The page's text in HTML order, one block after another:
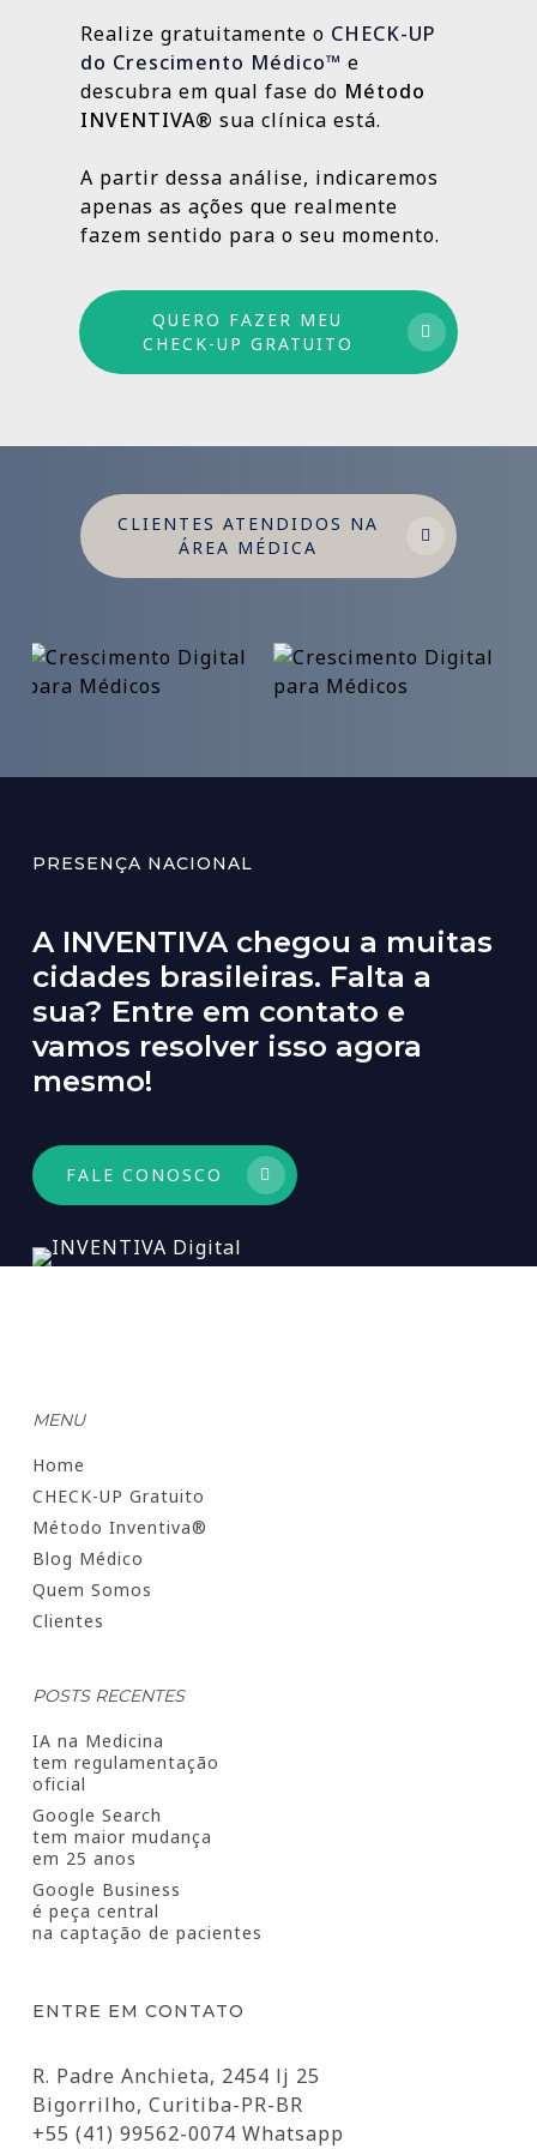
resultados sólidos e duradouros ao longo
do tempo.
Por isso trabalhamos com um método
médio e longo prazo para garantir
crescimento sustentável.
Realize gratuitamente o CHECK-UP
do Crescimento Médico™ e
descubra em qual fase do Método
INVENTIVA® sua clínica está.
A partir dessa análise, indicaremos
apenas as ações que realmente
fazem sentido para o seu momento.
QUERO FAZER MEU
CHECK-UP GRATUITO
CLIENTES ATENDIDOS NA
ÁREA MÉDICA
PRESENÇA NACIONAL
A INVENTIVA chegou a muitas
cidades brasileiras. Falta a
sua? Entre em contato e
vamos resolver isso agora
mesmo!
FALE CONOSCO
MENU
Home
CHECK-UP Gratuito
Método Inventiva®
Blog Médico
Quem Somos
Clientes
POSTS RECENTES
IA na Medicina
tem regulamentação
oficial
Google Search
tem maior mudança
em 25 anos
Google Business
é peça central
na captação de pacientes
ENTRE EM CONTATO
R. Padre Anchieta, 2454 lj 25
Bigorrilho, Curitiba-PR-BR
+55 (41) 99562-0074 Whatsapp